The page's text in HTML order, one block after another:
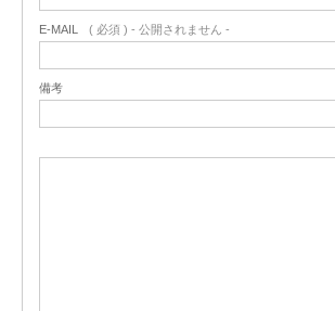
E-MAIL ( 必須 ) - 公開されません -
備考